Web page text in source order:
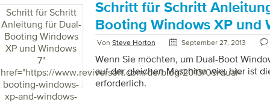
Schritt für Schritt
Anleitung für Dual-
Booting Windows
XP und Windows
7"
href="https://www.reviversoft.com/de/blog/2013/09/dual-
booting-windows-
xp-and-windows-
Schritt für Schritt
Booting Windows XP und
Von Steve Horton September 27, 2013
Wenn Sie möchten, um Dual-Boot
auf der gleichen Maschine wie, hier ist
erforderlich.